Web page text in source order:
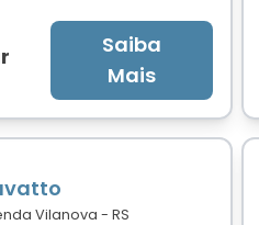
Saiba
Mais
Vilanova - RS